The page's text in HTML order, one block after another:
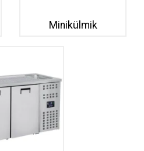
Minikülmik